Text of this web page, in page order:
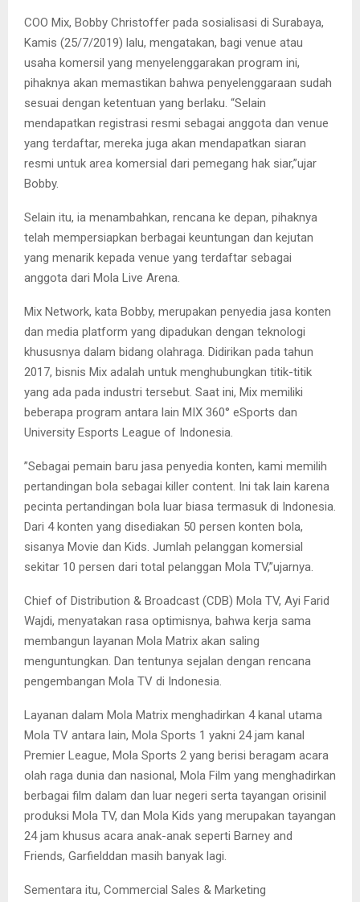
COO Mix, Bobby Christoffer pada sosialisasi di Surabaya,
Kamis (25/7/2019) lalu, mengatakan, bagi venue atau
usaha komersil yang menyelenggarakan program ini,
pihaknya akan memastikan bahwa penyelenggaraan sudah
sesuai dengan ketentuan yang berlaku. “Selain
mendapatkan registrasi resmi sebagai anggota dan venue
yang terdaftar, mereka juga akan mendapatkan siaran
resmi untuk area komersial dari pemegang hak siar,”ujar
Bobby.
Selain itu, ia menambahkan, rencana ke depan, pihaknya
telah mempersiapkan berbagai keuntungan dan kejutan
yang menarik kepada venue yang terdaftar sebagai
anggota dari Mola Live Arena.
Mix Network, kata Bobby, merupakan penyedia jasa konten
dan media platform yang dipadukan dengan teknologi
khususnya dalam bidang olahraga. Didirikan pada tahun
2017, bisnis Mix adalah untuk menghubungkan titik-titik
yang ada pada industri tersebut. Saat ini, Mix memiliki
beberapa program antara lain MIX 360° eSports dan
University Esports League of Indonesia.
”Sebagai pemain baru jasa penyedia konten, kami memilih
pertandingan bola sebagai killer content. Ini tak lain karena
pecinta pertandingan bola luar biasa termasuk di Indonesia.
Dari 4 konten yang disediakan 50 persen konten bola,
sisanya Movie dan Kids. Jumlah pelanggan komersial
sekitar 10 persen dari total pelanggan Mola TV,”ujarnya.
Chief of Distribution & Broadcast (CDB) Mola TV, Ayi Farid
Wajdi, menyatakan rasa optimisnya, bahwa kerja sama
membangun layanan Mola Matrix akan saling
menguntungkan. Dan tentunya sejalan dengan rencana
pengembangan Mola TV di Indonesia.
Layanan dalam Mola Matrix menghadirkan 4 kanal utama
Mola TV antara lain, Mola Sports 1 yakni 24 jam kanal
Premier League, Mola Sports 2 yang berisi beragam acara
olah raga dunia dan nasional, Mola Film yang menghadirkan
berbagai film dalam dan luar negeri serta tayangan orisinil
produksi Mola TV, dan Mola Kids yang merupakan tayangan
24 jam khusus acara anak-anak seperti Barney and
Friends, Garfielddan masih banyak lagi.
Sementara itu, Commercial Sales & Marketing